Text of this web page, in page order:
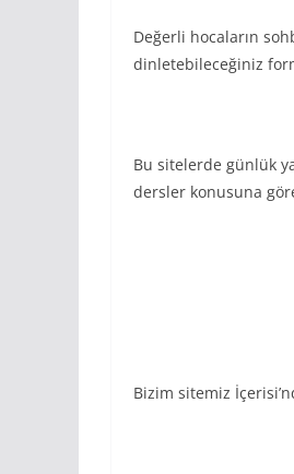
Değerli hocaların
dinletebileceğiniz
Bu sitelerde günlük
dersler konusuna
Bizim sitemiz